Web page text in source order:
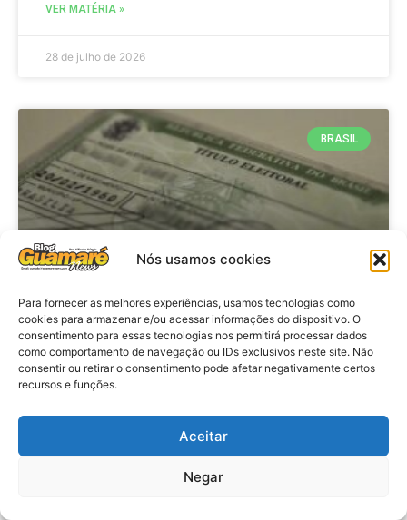
Nós usamos cookies
Para fornecer as melhores experiências, usamos tecnologias como
cookies para armazenar e/ou acessar informações do dispositivo. O
consentimento para essas tecnologias nos permitirá processar dados
como comportamento de navegação ou IDs exclusivos neste site. Não
consentir ou retirar o consentimento pode afetar negativamente certos
recursos e funções.
Aceitar
Negar
VER MATÉRIA »
28 de julho de 2026
BRASIL
Brasil: Policia Federal investiga
753 casos de crimes eleitorais
antes das eleições